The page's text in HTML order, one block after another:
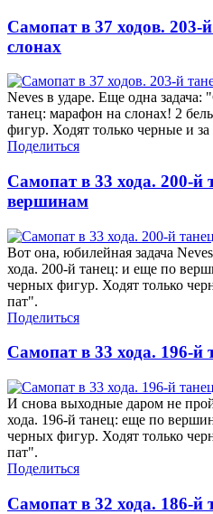
Самопат в 37 ходов. 203-
слонах
Neves в ударе. Еще одна задача:
танец: марафон на слонах! 2
фигур. Ходят только черные и
Поделиться
Самопат в 33 хода. 200-й
вершинам
Вот она, юбилейная задача
хода. 200-й танец: и еще по
черных фигур. Ходят только
пат".
Поделиться
Самопат в 33 хода. 196-й
И снова выходные даром не
хода. 196-й танец: еще по
черных фигур. Ходят только
пат".
Поделиться
Самопат в 32 хода. 186-